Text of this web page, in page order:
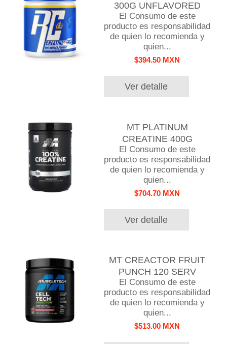
300G UNFLAVORED
El Consumo de este
producto es responsabilidad
de quien lo recomienda y
quien...
$394.50 MXN
Ver detalle
MT PLATINUM
CREATINE 400G
El Consumo de este
producto es responsabilidad
de quien lo recomienda y
quien...
$704.70 MXN
Ver detalle
MT CREACTOR FRUIT
PUNCH 120 SERV
El Consumo de este
producto es responsabilidad
de quien lo recomienda y
quien...
$513.00 MXN